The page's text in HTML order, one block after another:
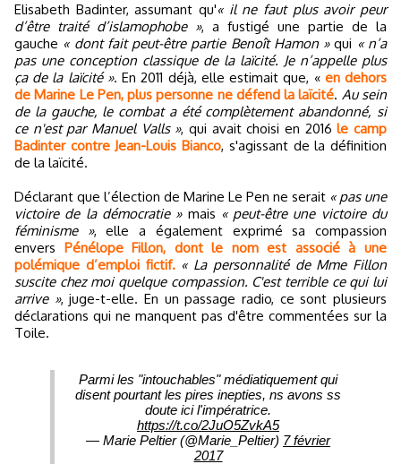
Elisabeth Badinter, assumant qu'« il ne faut plus avoir peur
d’être traité d’islamophobe », a fustigé une partie de la
gauche « dont fait peut-être partie Benoît Hamon »qui « n’a
pas une conception classique de la laïcité. Je n’appelle plus
ça de la laïcité ». En 2011 déjà, elle estimait que, « en dehors
de Marine Le Pen, plus personne ne défend la laïcité. Au sein
de la gauche, le combat a été complètement abandonné, si
ce n'est par Manuel Valls », qui avait choisi en 2016le camp
Badinter contre Jean-Louis Bianco, s'agissant de la définition
de la laïcité.
Déclarant que l’élection de Marine Le Pen ne serait « pas une
victoire de la démocratie »mais « peut-être une victoire du
féminisme », elle a également exprimé sa compassion
envers Pénélope Fillon, dont le nom est associé à une
polémique d’emploi fictif. « La personnalité de Mme Fillon
suscite chez moi quelque compassion. C'est terrible ce qui lui
arrive », juge-t-elle. En un passage radio, ce sont plusieurs
déclarations qui ne manquent pas d'être commentées sur la
Toile.
Parmi les "intouchables" médiatiquement qui
disent pourtant les pires inepties, ns avons ss
doute ici l'impératrice.
https://t.co/2JuO5ZvkA5
— Marie Peltier (@Marie_Peltier) 7 février
2017